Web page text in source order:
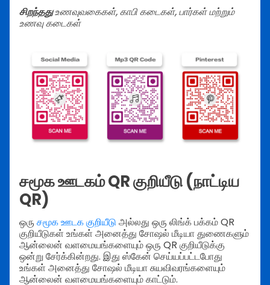
சிறந்ததுஉணவுவகைகள், காபி கடைகள், பார்கள் மற்றும்
உணவு கடைகள்
சமூக ஊடகம் QR குறியீடு (நாட்டிய
QR)
ஒரு சமூக ஊடக குறியீடு அல்லது ஒரு லிங்க் பக்கம் QR
குறியீடுகள் உங்கள் அனைத்து சோஷல் மீடியா துணைகளும்
ஆன்லைன் வளமையங்களையும் ஒரு QR குறியீடுக்கு
ஒன்று சேர்க்கின்றது. இது ஸ்கேன் செய்யப்பட்டபோது
உங்கள் அனைத்து சோஷல் மீடியா சுயவிவரங்களையும்
ஆன்லைன் வளமையங்களையும் காட்டும்.